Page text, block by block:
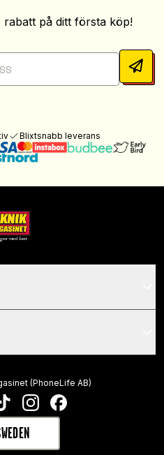
rabatt på ditt första köp!
Blixtsnabb leverans
TIKTOKINSTAGRAMFACEBOOK
SELECT MARKET
(PhoneLife AB)